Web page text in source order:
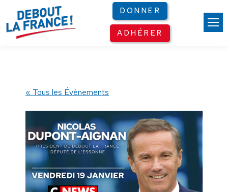
DONNER
ADHÉRER
« Tous les Évènements
Panneau de gestion des cookies